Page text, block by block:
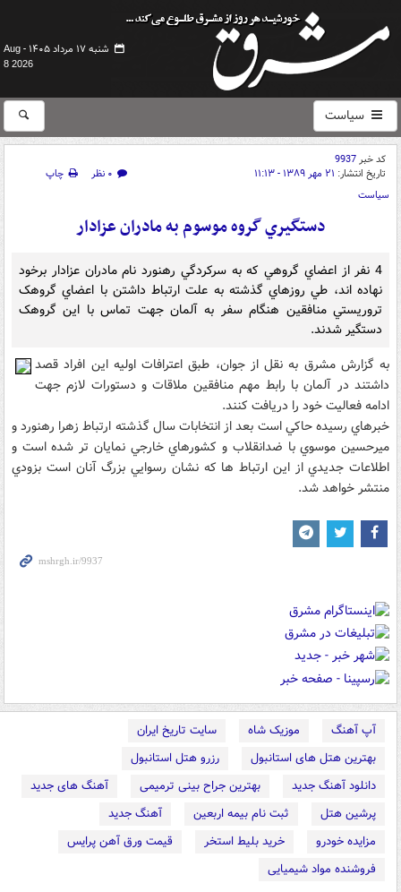
شنبه ۱۷ مرداد ۱۴۰۵ -
Aug
8 2026
سیاست
کد خبر9937
تاریخ انتشار: ۲۱ مهر ۱۳۸۹ - ۱۱:۱۳ ۰ نظر
چاپ
سیاست
دستگيري گروه موسوم به مادران عزادار
4 نفر از اعضاي گروهي که به سرکردگي رهنورد نام مادران عزادار برخود
نهاده اند، طي روزهاي گذشته به علت ارتباط داشتن با اعضاي گروهک
تروريستي منافقين هنگام سفر به آلمان جهت تماس با اين گروهک
دستگير شدند.
به گزارش مشرق به نقل از جوان، طبق اعترافات اوليه اين افراد قصد
داشتند در آلمان با رابط مهم منافقين ملاقات و دستورات لازم جهت
ادامه فعاليت خود را دريافت کنند.
خبرهاي رسيده حاکي است بعد از انتخابات سال گذشته ارتباط زهرا رهنورد و
ميرحسين موسوي با ضدانقلاب و کشورهاي خارجي نمايان تر شده است و
اطلاعات جديدي از اين ارتباط ها که نشان رسوايي بزرگ آنان است بزودي
منتشر خواهد شد.
آپ آهنگ موزیک شاه
سایت تاریخ ایران
بهترین هتل های استانبول
رزرو هتل استانبول
دانلود آهنگ جدید
بهترین جراح بینی ترمیمی
آهنگ های جدید
پرشین هتل
ثبت نام بیمه اربعین
آهنگ جدید
مزایده خودرو
خرید بلیط استخر
قیمت ورق آهن پرایس
فروشنده مواد شیمیایی